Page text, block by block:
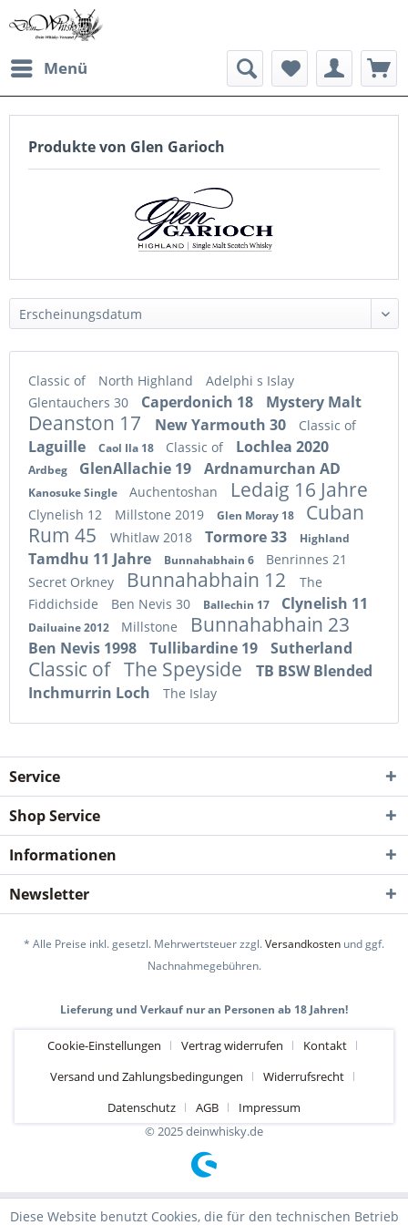
Menü
Produkte von Glen Garioch
Classic of North Highland
Adelphi s Islay
Glentauchers 30
Caperdonich 18 Mystery Malt
Deanston 17 New Yarmouth 30 Classic of
Laguille Caol Ila 18 Classic of Lochlea 2020
Ardbeg GlenAllachie 19 Ardnamurchan AD
Kanosuke Single Auchentoshan Ledaig 16 Jahre
Clynelish 12 Millstone 2019 Glen Moray 18
Cuban
Rum 45
Whitlaw 2018 Tormore 33 Highland
Tamdhu 11 Jahre Bunnahabhain 6
Benrinnes 21
Secret Orkney
Bunnahabhain 12
The
Fiddichside
Ben Nevis 30 Ballechin 17 Clynelish 11
Dailuaine 2012 Millstone Bunnahabhain 23
Ben Nevis 1998 Tullibardine 19 Sutherland
Classic of The Speyside
TB BSW Blended
Inchmurrin Loch
The Islay
Service
Shop Service
Informationen
Newsletter
* Alle Preise inkl. gesetzl. Mehrwertsteuer zzgl.Versandkosten und ggf.
Nachnahmegebühren.
Lieferung und Verkauf nur an Personen ab 18 Jahren!
Cookie-Einstellungen Vertrag widerrufen
Kontakt
Versand und Zahlungsbedingungen
Widerrufsrecht
Datenschutz
AGB
Impressum
© 2025 deinwhisky.de
Diese Website benutzt Cookies, die für den technischen Betrieb